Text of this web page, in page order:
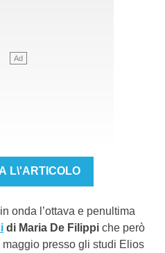
L\'ARTICOLO
onda l’ottava e penultima
di Maria De Filippi che però
presso gli studi Elios